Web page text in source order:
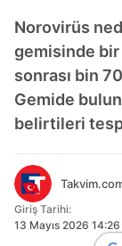
Norovirüs
gemisinde bir
sonrası bin
Gemide
belirtileri
Giriş Tarihi:
13 Mayıs 2026 14:26